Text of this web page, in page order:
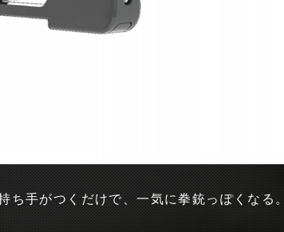
手がつくだけで、一気に拳銃っぽくなる。